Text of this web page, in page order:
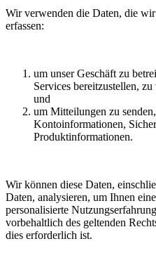
Wir verwenden die Daten, die
erfassen:
um unser Geschäft zu
Services bereitzustellen,
und
um Mitteilungen zu
Kontoinformationen,
Produktinformationen.
Wir können diese Daten,
Daten, analysieren, um Ihnen
personalisierte
vorbehaltlich des geltenden
dies erforderlich ist.